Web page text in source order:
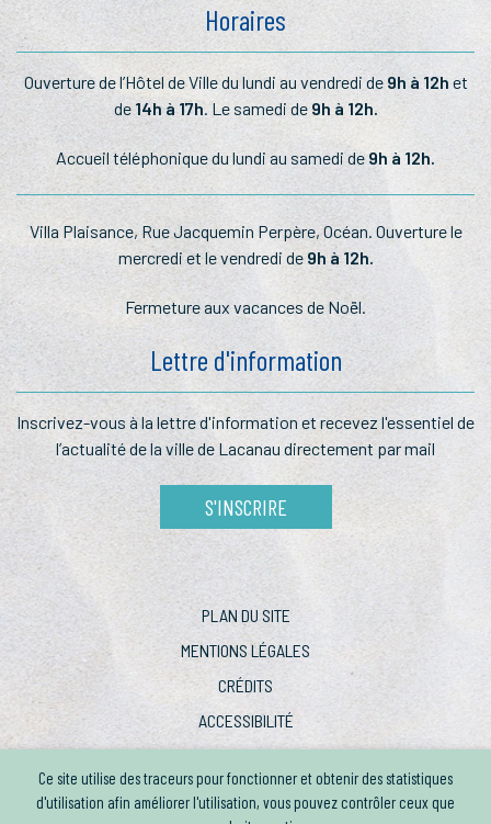
Ce site utilise des traceurs pour fonctionner et obtenir des statistiques
d'utilisation afin améliorer l'utilisation, vous pouvez contrôler ceux que
Horaires
Ouverture de l’Hôtel de Ville du lundi au vendredi de 9h à 12h et
de 14h à 17h. Le samedi de 9h à 12h.
Accueil téléphonique du lundi au samedi de9h à 12h.
Villa Plaisance, Rue Jacquemin Perpère, Océan. Ouverture le
mercredi et le vendredi de 9h à 12h.
Fermeture aux vacances de Noël.
Lettre d'information
Inscrivez-vous à la lettred'information et recevez l'essentiel de
l’actualité de la ville de Lacanau directement par mail
S'INSCRIRE
PLAN DU SITE
MENTIONS LÉGALES
CRÉDITS
ACCESSIBILITÉ